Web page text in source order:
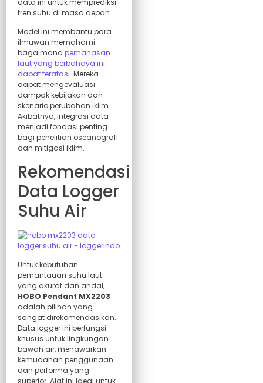
tren suhu di masa depan.
Model ini membantu para
ilmuwan memahami
bagaimana pemanasan
laut yang berbahaya ini
dapat teratasi. Mereka
dapat mengevaluasi
dampak kebijakan dan
skenario perubahan iklim.
Akibatnya, integrasi data
menjadi fondasi penting
bagi penelitian oseanografi
dan mitigasi iklim.
Rekomendasi
Data Logger
Suhu Air
Untuk kebutuhan
pemantauan suhu laut
yang akurat dan andal,
HOBO Pendant MX2203
adalah pilihan yang
sangat direkomendasikan.
Data logger ini berfungsi
khusus untuk lingkungan
bawah air, menawarkan
kemudahan penggunaan
dan performa yang
superior. Alat ini ideal untuk